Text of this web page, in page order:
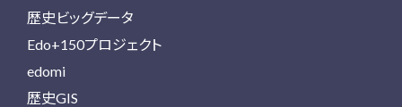
歴史ビッグデータ
Edo+150プロジェクト
edomi
歴史GIS